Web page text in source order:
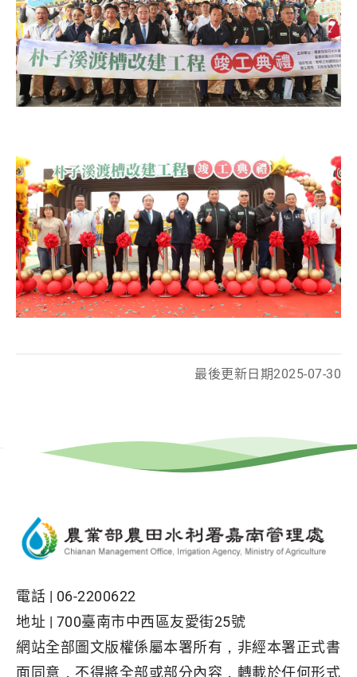
最後更新日期2025-07-30
電話 | 06-2200622
地址 | 700臺南市中西區友愛街25號
網站全部圖文版權係屬本署所有，非經本署正式書
面同意，不得將全部或部分內容，轉載於任何形式